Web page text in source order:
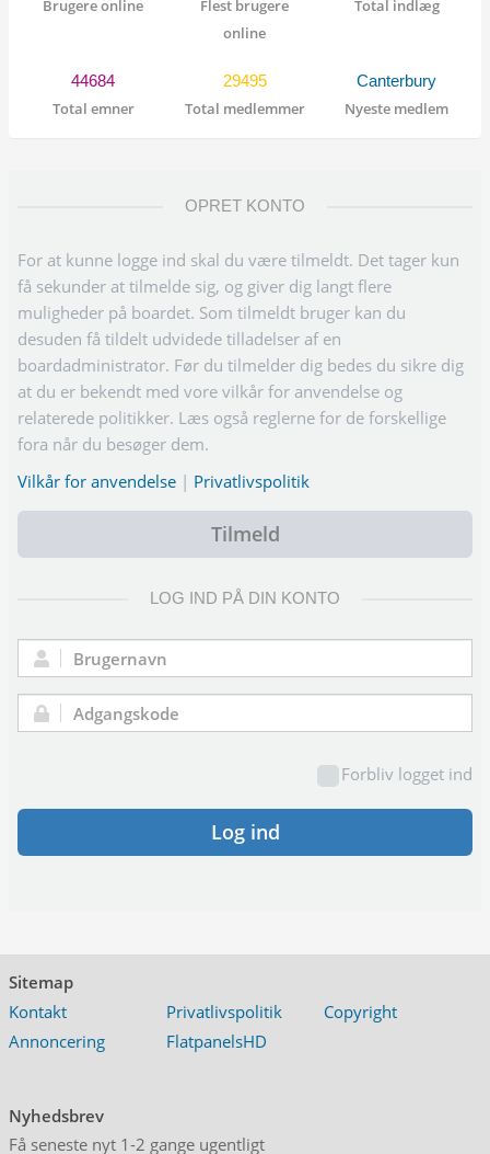
Brugere online
Flest brugere
online
Total indlæg
44684
Total emner
29495
Total medlemmer
Canterbury
Nyeste medlem
OPRET KONTO
For at kunne logge ind skal du være tilmeldt. Det tager kun
få sekunder at tilmelde sig, og giver dig langt flere
muligheder på boardet. Som tilmeldt bruger kan du
desuden få tildelt udvidede tilladelser af en
boardadministrator. Før du tilmelder dig bedes du sikre dig
at du er bekendt med vore vilkår for anvendelse og
relaterede politikker. Læs også reglerne for de forskellige
fora når du besøger dem.
Vilkår for anvendelse | Privatlivspolitik
Tilmeld
LOG IND PÅ DIN KONTO
Brugernavn:
Adgangskode:
Forbliv logget ind
Log ind
Sitemap
Kontakt
Privatlivspolitik
Copyright
Annoncering
FlatpanelsHD
Nyhedsbrev
Få seneste nyt 1-2 gange ugentligt